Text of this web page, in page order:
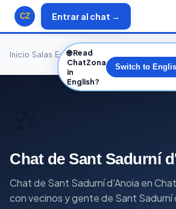
CZ Entrar al chat →
Inicio Salas España›Cataluña
Chat de Sant Sadurní
Chat de Sant Sadurní d'Anoia en
con vecinos y gente de Sant Sadurní
🌐Read
ChatZona
in
English?
Switch to